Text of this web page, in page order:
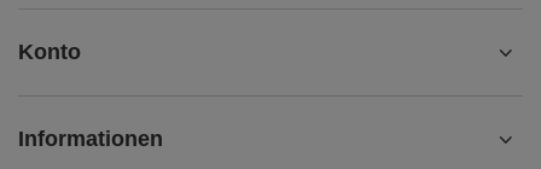
Konto
Informationen